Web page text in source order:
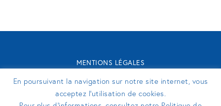
MENTIONS LÉGALES
TURENNE GROUPE 2026 - SITE RÉALISÉ PAR
En poursuivant la navigation sur notre site internet, vous
acceptez l’utilisation de cookies.